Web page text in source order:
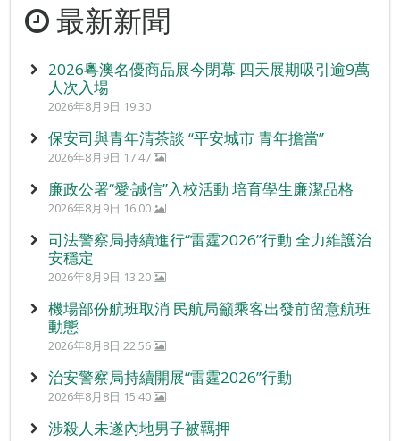
最新新聞
2026粵澳名優商品展今閉幕 四天展期吸引逾9萬
人次入場
2026年8月9日 19:30
保安司與青年清茶談 “平安城市 青年擔當”
2026年8月9日 17:47
廉政公署“愛‧誠信”入校活動 培育學生廉潔品格
2026年8月9日 16:00
司法警察局持續進行“雷霆2026”行動 全力維護治
安穩定
2026年8月9日 13:20
機場部份航班取消 民航局籲乘客出發前留意航班
動態
2026年8月8日 22:56
治安警察局持續開展“雷霆2026”行動
2026年8月8日 15:40
涉殺人未遂內地男子被羈押